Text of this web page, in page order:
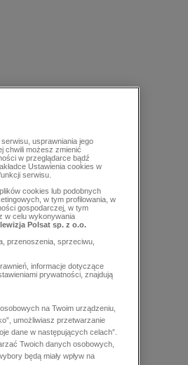
usprawniania jego
chwili możesz zmienić
w przeglądarce bądź
Ustawienia cookies w
serwisu.
cookies lub podobnych
w tym profilowania, w
gospodarczej, w tym
w celu wykonywania
Polsat sp. z o.o.
przenoszenia, sprzeciwu,
informacje dotyczące
prywatności, znajdują
na Twoim urządzeniu,
umożliwiasz przetwarzanie
dane w następujących celach”.
Twoich danych osobowych,
będą miały wpływ na